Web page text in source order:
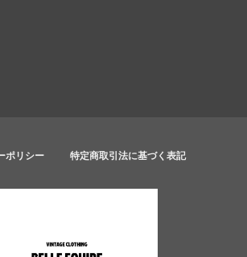
ポリシー 特定商取引法に基づく表記